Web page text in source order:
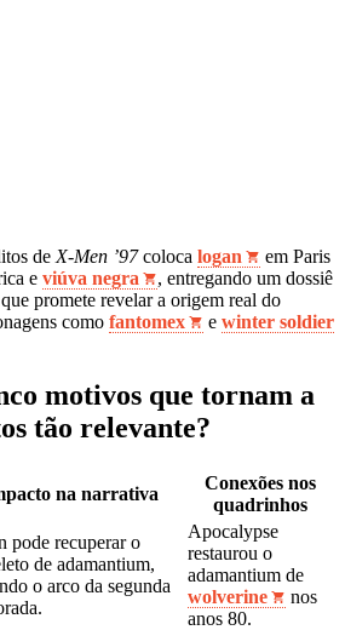
de X-Men ’97coloca logan
em Paris
e viúva negra
, entregando um dossiê
promete revelar a origem real do
como fantomex e winter soldier
motivos que tornam a
tão relevante?
na narrativa
Conexões nos
quadrinhos
pode recuperar o
de adamantium,
o arco da segunda
Apocalypse
restaurou o
adamantium de
wolverine
nos
anos 80.